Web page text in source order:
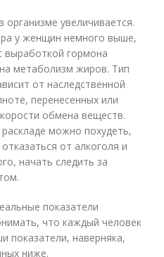
увеличивается.
у женщин немного выше,
выработкой гормона
метаболизм жиров. Тип
от наследственной
перенесенных или
обмена веществ.
можно похудеть,
от алкоголя и
начать следить за
показатели
что каждый человек
показатели, наверняка,
ниже.